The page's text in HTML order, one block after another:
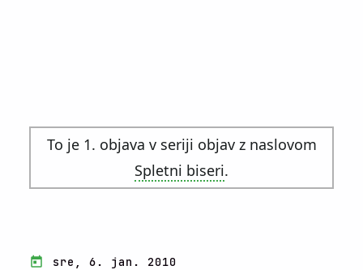
To je 1. objava v seriji objav z naslovom
Spletni biseri.
sre, 6. jan. 2010